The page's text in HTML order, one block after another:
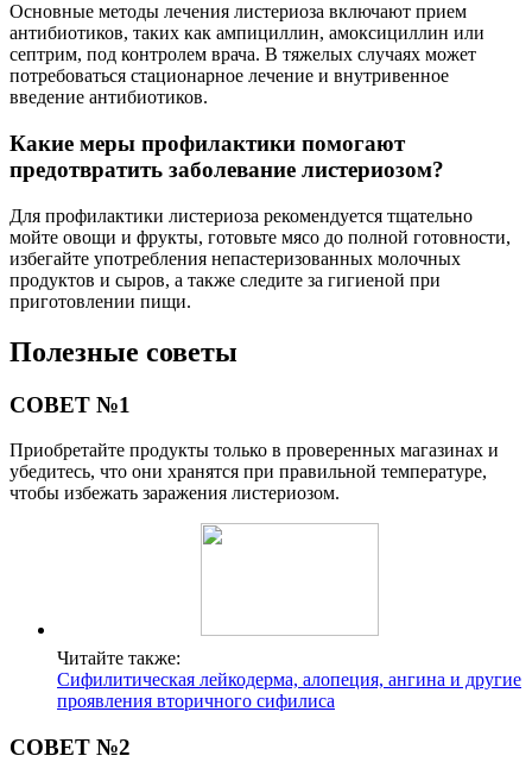
Основные методы лечения листериоза включают прием
антибиотиков, таких как ампициллин, амоксициллин или
септрим, под контролем врача. В тяжелых случаях может
потребоваться стационарное лечение и внутривенное
введение антибиотиков.
Какие меры профилактики помогают
предотвратить заболевание листериозом?
Для профилактики листериоза рекомендуется тщательно
мойте овощи и фрукты, готовьте мясо до полной готовности,
избегайте употребления непастеризованных молочных
продуктов и сыров, а также следите за гигиеной при
приготовлении пищи.
Полезные советы
СОВЕТ №1
Приобретайте продукты только в проверенных магазинах и
убедитесь, что они хранятся при правильной температуре,
чтобы избежать заражения листериозом.
Читайте также:
Сифилитическая лейкодерма, алопеция, ангина и другие
проявления вторичного сифилиса
СОВЕТ №2